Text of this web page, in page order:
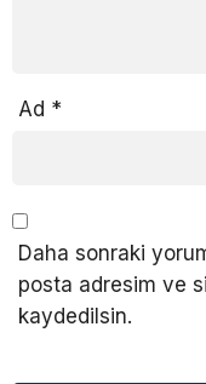
Ad *
Daha sonraki
posta adresim ve
kaydedilsin.